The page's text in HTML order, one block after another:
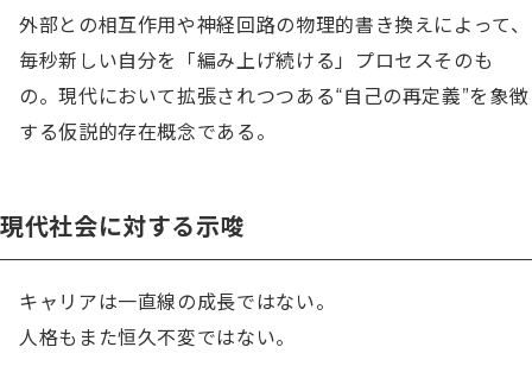
外部との相互作用や神経回路の物理的書き換えによって、
毎秒新しい自分を「編み上げ続ける」プロセスそのも
の。現代において拡張されつつある“自己の再定義”を象徴
する仮説的存在概念である。
現代社会に対する示唆
キャリアは一直線の成長ではない。
人格もまた恒久不変ではない。